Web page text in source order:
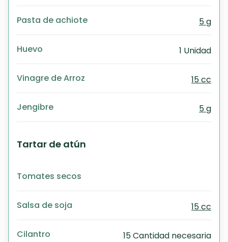
Pasta de achiote 5 g
Huevo 1 Unidad
Vinagre de Arroz 15 cc
Jengibre 5 g
Tartar de atún
Tomates secos
Salsa de soja 15 cc
Cilantro 15 Cantidad necesaria